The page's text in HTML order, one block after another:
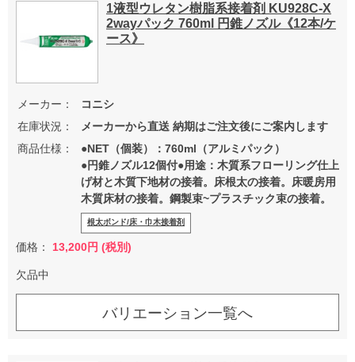
1液型ウレタン樹脂系接着剤 KU928C-X
2wayパック 760ml 円錐ノズル《12本/ケ
ース》
メーカー：
コニシ
在庫状況：
メーカーから直送 納期はご注文後にご案内します
商品仕様：
●NET（個装）：760ml（アルミパック）
●円錐ノズル12個付●用途：木質系フローリング仕上
げ材と木質下地材の接着。床根太の接着。床暖房用
木質床材の接着。鋼製束~プラスチック束の接着。
根太ボンド/床・巾木接着剤
価格： 13,200円 (税別)
欠品中
バリエーション一覧へ